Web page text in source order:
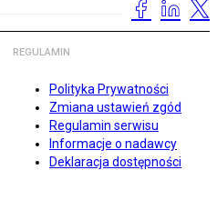
REGULAMIN
Polityka Prywatności
Zmiana ustawień zgód
Regulamin serwisu
Informacje o nadawcy
Deklaracja dostępności